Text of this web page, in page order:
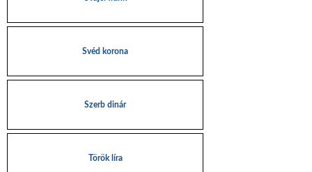
Svéd korona
Szerb dinár
Török líra